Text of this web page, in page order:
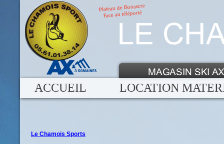
Le Chamois Sports
Plateau de Bonascre
Face au téléporté
LOCATION
ACCUEIL